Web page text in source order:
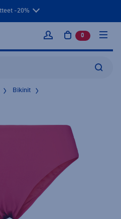
-20%
Kirjaudu sisään
0 tuotetta
Bikinit